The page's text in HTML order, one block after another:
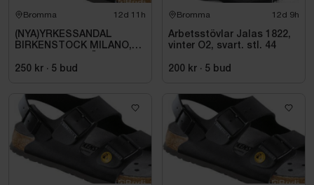
Bromma 12d 11h
(NYA)YRKESSANDAL
BIRKENSTOCK MILANO,
SVART. STL 42
250 kr · 5 bud
Bromma 12d 9h
Arbetsstövlar Jalas 1822,
vinter O2, svart. stl. 44
200 kr · 5 bud